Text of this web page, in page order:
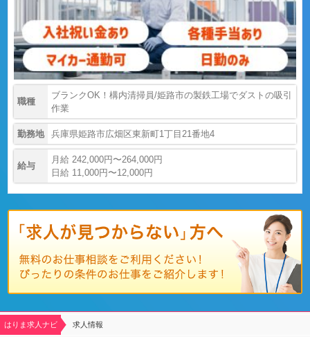
職種
ブランクOK！構内清掃員/姫路市の製鉄工場でダストの吸引
作業
勤務地 兵庫県姫路市広畑区東新町1丁目21番地4
給与
月給 242,000円〜264,000円
日給 11,000円〜12,000円
はりま求人ナビ 求人情報